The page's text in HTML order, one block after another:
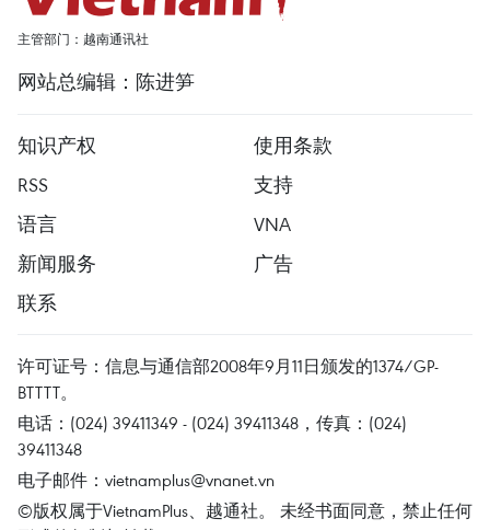
主管部门：越南通讯社
网站总编辑：陈进笋
知识产权
使用条款
RSS
支持
语言
VNA
新闻服务
广告
联系
许可证号：信息与通信部2008年9月11日颁发的1374/GP-
BTTTT。
电话：(024) 39411349 - (024) 39411348，传真：(024)
39411348
电子邮件： vietnamplus@vnanet.vn
©版权属于VietnamPlus、越通社。 未经书面同意，禁止任何